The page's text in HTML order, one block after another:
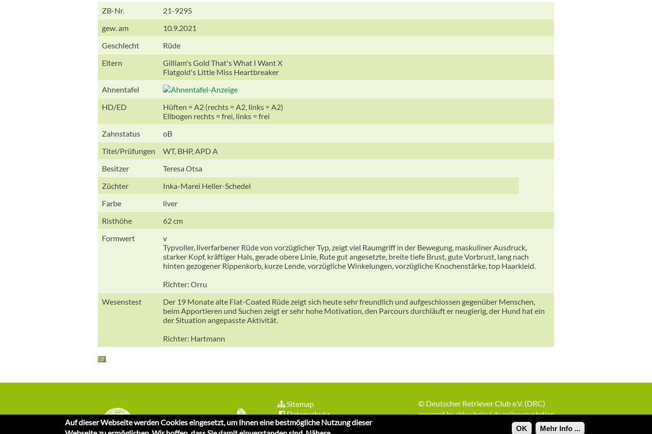
ZB-Nr.
21-9295
gew. am
10.9.2021
Geschlecht
Rüde
Eltern
Gilliam's Gold That's What I Want X
Flatgold's Little Miss Heartbreaker
Ahnentafel
HD/ED
Hüften = A2 (rechts = A2, links = A2)
Ellbogen rechts = frei, links = frei
Zahnstatus
oB
Titel/Prüfungen
WT, BHP, APD A
Besitzer
Teresa Otsa
Züchter
Inka-Marei Heller-Schedel
Farbe
liver
Risthöhe
62 cm
Formwert
v
Typvoller, liverfarbener Rüde von vorzüglicher Typ, zeigt viel Raumgriff in der Bewegung, maskuliner Ausdruck,
starker Kopf, kräftiger Hals, gerade obere Linie, Rute gut angesetzte, breite tiefe Brust, gute Vorbrust, lang nach
hinten gezogener Rippenkorb, kurze Lende, vorzügliche Winkelungen, vorzügliche Knochenstärke, top Haarkleid.
Richter: Orru
Wesenstest
Der 19 Monate alte Flat-Coated Rüde zeigt sich heute sehr freundlich und aufgeschlossen gegenüber Menschen,
beim Apportieren und Suchen zeigt er sehr hohe Motivation, den Parcours durchläuft er neugierig, der Hund hat ein
der Situation angepasste Aktivität.
Richter: Hartmann
Sitemap
Datenschutz
© Deutscher Retriever Club e.V. (DRC)
powered by ahlersheinel.de online-marketing
Auf dieser Webseite werden Cookies eingesetzt, um Ihnen eine bestmögliche Nutzung dieser
OK Mehr Info ...